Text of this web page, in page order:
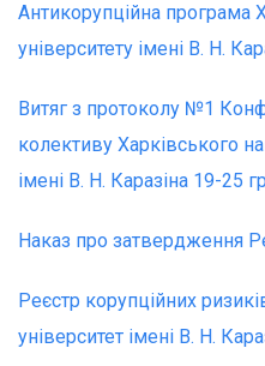
Антикорупційна програма
університету імені В. Н.
Витяг з протоколу №1
колективу Харкiвського
iмені В. Н. Каразiна 19-25
Наказ про затвердження
Реєстр корупційних
університет імені В. Н.